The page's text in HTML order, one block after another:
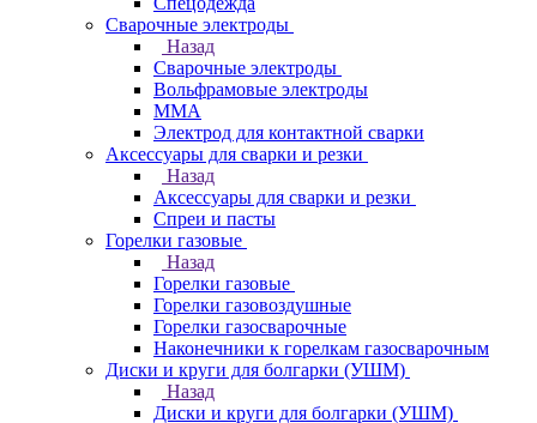
Сварочные электроды
Назад
Сварочные электроды
Вольфрамовые электроды
ММА
Электрод для контактной сварки
Аксессуары для сварки и резки
Назад
Аксессуары для сварки и резки
Спреи и пасты
Горелки газовые
Назад
Горелки газовые
Горелки газовоздушные
Горелки газосварочные
Наконечники к горелкам газосварочным
Диски и круги для болгарки (УШМ)
Назад
Диски и круги для болгарки (УШМ)